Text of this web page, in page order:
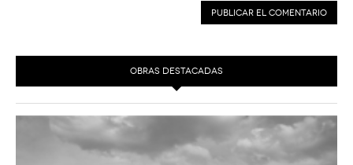
OBRAS DESTACADAS